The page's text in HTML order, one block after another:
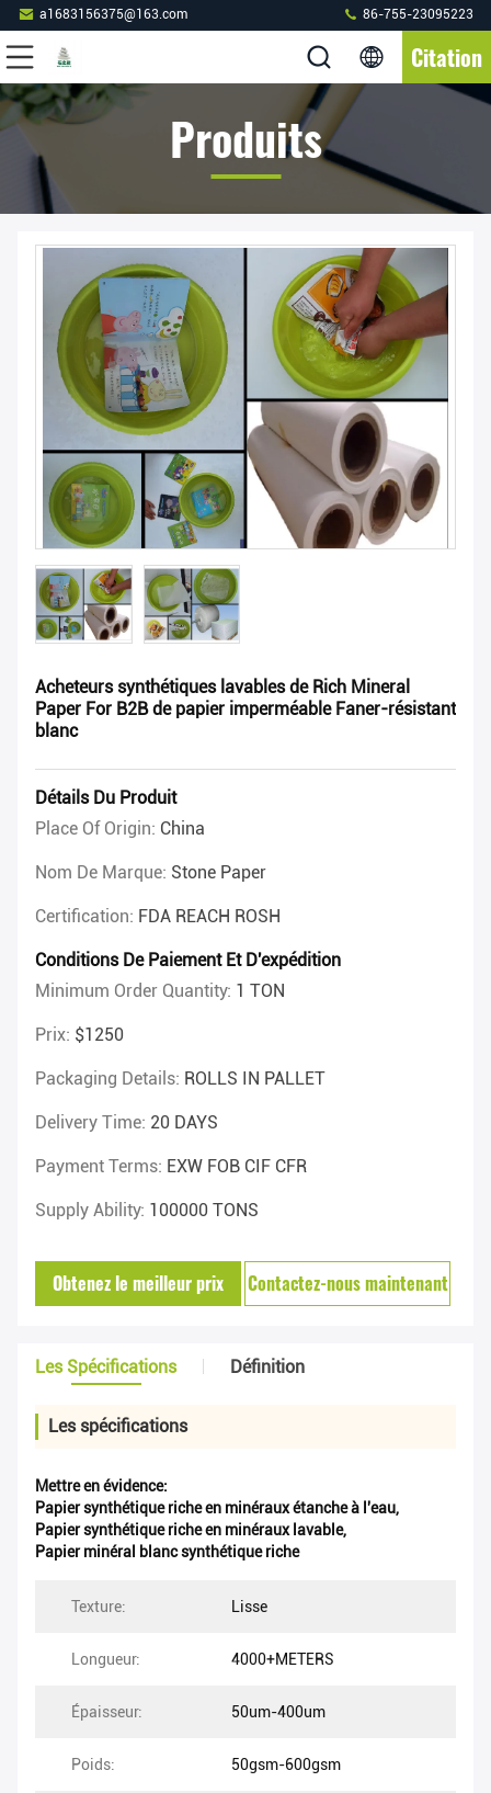
a1683156375@163.com 86-755-23095223
Citation
Produits
Acheteurs synthétiques lavables de Rich Mineral
Paper For B2B de papier imperméable Faner-résistant
blanc
Détails Du Produit
Place Of Origin: China
Nom De Marque: Stone Paper
Certification: FDA REACH ROSH
Conditions De Paiement Et D'expédition
Minimum Order Quantity: 1 TON
Prix: $1250
Packaging Details: ROLLS IN PALLET
Delivery Time: 20 DAYS
Payment Terms: EXW FOB CIF CFR
Supply Ability: 100000 TONS
Obtenez le meilleur prix Contactez-nous maintenant
Les Spécifications Définition
Les spécifications
Mettre en évidence:
Papier synthétique riche en minéraux étanche à l'eau,
Papier synthétique riche en minéraux lavable,
Papier minéral blanc synthétique riche
Texture: Lisse
Longueur: 4000+METERS
Épaisseur: 50um-400um
Poids: 50gsm-600gsm